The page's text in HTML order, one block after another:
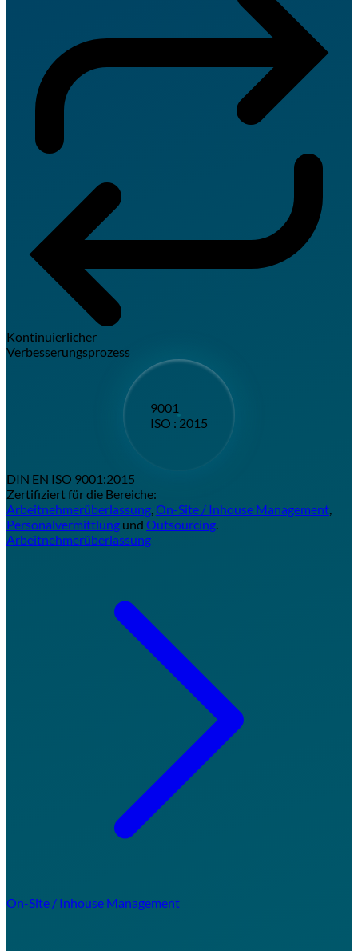
Kontinuierlicher
Verbesserungsprozess
9001
ISO : 2015
DIN EN ISO 9001:2015
Zertifiziert für die Bereiche:
Arbeitnehmerüberlassung,On-Site / Inhouse Management,
Personalvermittlung und Outsourcing.
Arbeitnehmerüberlassung
On-Site / Inhouse Management